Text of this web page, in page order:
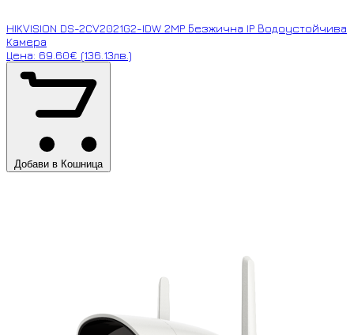
HIKVISION DS-2CV2021G2-IDW 2MP Безжична IP Водоустойчива
Камера
Цена: 69.60€ (136.13лв.)
Добави в Кошница